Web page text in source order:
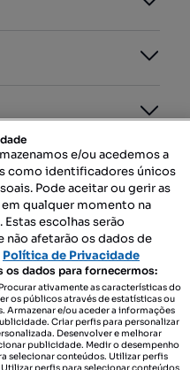
NA:
Portugal, S.A.
e/ou acedemos a
como identificadores únicos
Pode aceitar ou gerir as
qualquer momento na
escolhas serão
não afetarão os dados de
Política de Privacidade
os dados para fornecermos:
ativamente as características do
os públicos através de estatísticas ou
Armazenar e/ou aceder a informações
Criar perfis para personalizar
Desenvolver e melhorar
publicidade. Medir o desempenho
selecionar conteúdos. Utilizar perfis